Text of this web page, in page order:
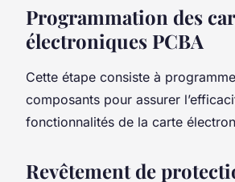
Programmation des
électroniques PCBA
Cette étape consiste à
composants pour assurer
fonctionnalités de la carte
Revêtement de